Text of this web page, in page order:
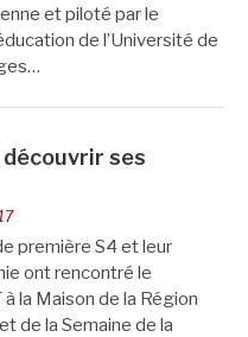
et piloté par le
de l’Université de
ses
première S4 et leur
ont rencontré le
la Maison de la Région
de la Semaine de la